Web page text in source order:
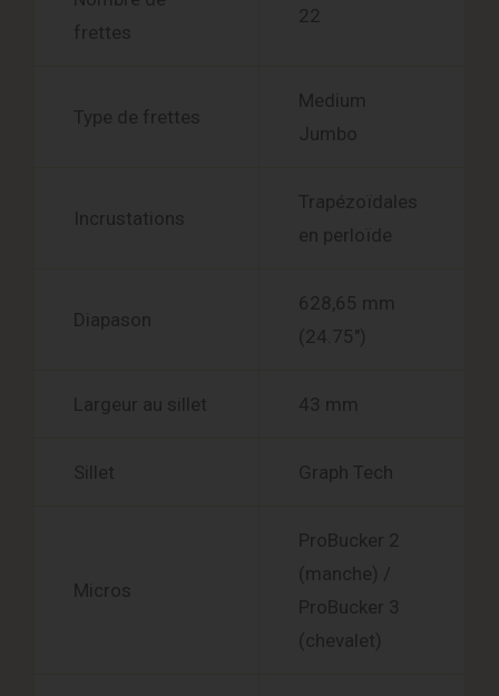
frettes
22
Type de frettes
Medium
Jumbo
Incrustations
Trapézoïdales
en perloïde
Diapason
628,65 mm
(24.75″)
Largeur au sillet 43 mm
Sillet Graph Tech
Micros
ProBucker 2
(manche) /
ProBucker 3
(chevalet)